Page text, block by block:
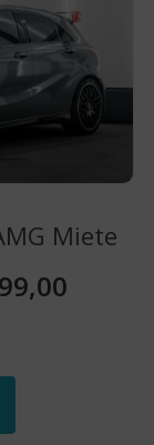
Optionen
können
auf
der
Produktseite
Miete
Dieses